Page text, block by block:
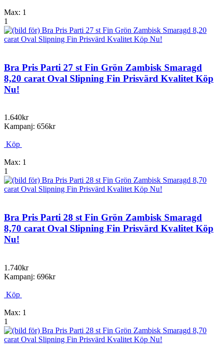
Max: 1
1
Bra Pris Parti 27 st Fin Grön Zambisk Smaragd
8,20 carat Oval Slipning Fin Prisvärd Kvalitet Köp
Nu!
1.640kr
Kampanj: 656kr
Köp
Max: 1
1
Bra Pris Parti 28 st Fin Grön Zambisk Smaragd
8,70 carat Oval Slipning Fin Prisvärd Kvalitet Köp
Nu!
1.740kr
Kampanj: 696kr
Köp
Max: 1
1